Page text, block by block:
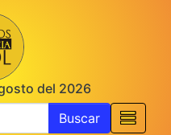
del 2026
Buscar